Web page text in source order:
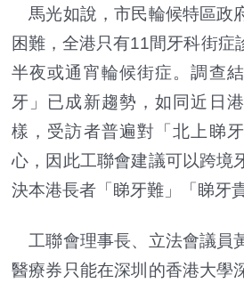
馬光如說，市民輪候特區政
困難，全港只有11間牙科街症
半夜或通宵輪候街症。調查
牙」已成新趨勢，如同近日
樣，受訪者普遍對「北上睇
心，因此工聯會建議可以跨境
決本港長者「睇牙難」「睇牙
工聯會理事長、立法會議員
醫療券只能在深圳的香港大學